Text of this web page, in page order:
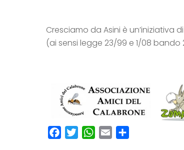
Cresciamo da Asini è un’iniziativa di
(ai sensi legge 23/99 e 1/08 bando
W